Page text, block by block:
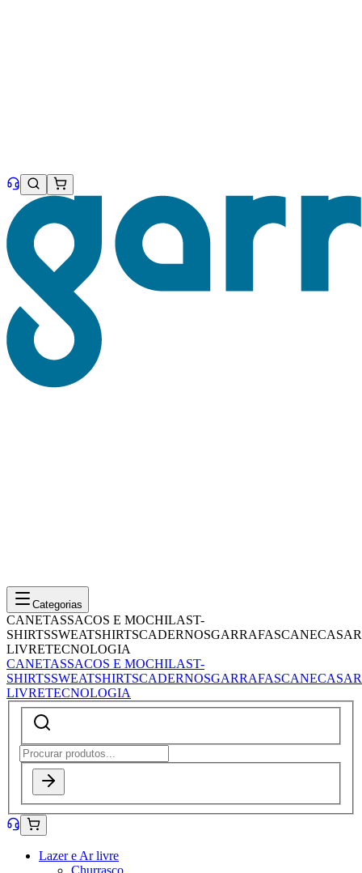
Categorias
CANETASSACOS E MOCHILAST-
SHIRTSSWEATSHIRTSCADERNOSGARRAFASCANECASAR
LIVRETECNOLOGIA
CANETASSACOS E MOCHILAST-
SHIRTSSWEATSHIRTSCADERNOSGARRAFASCANECASAR
LIVRETECNOLOGIA
Lazer e Ar livre
Churrasco